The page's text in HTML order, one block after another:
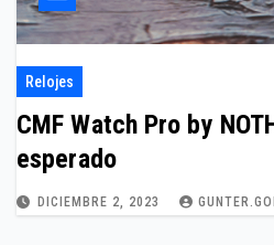
Relojes
CMF Watch Pro by
esperado
DICIEMBRE 2, 2023